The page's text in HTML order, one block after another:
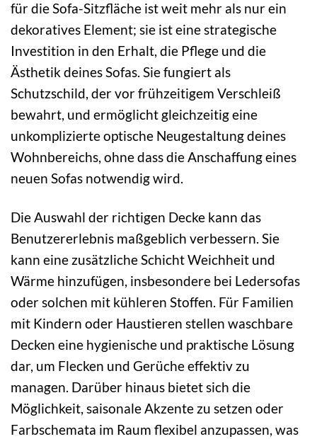
für die Sofa-Sitzfläche ist weit mehr als nur ein
dekoratives Element; sie ist eine strategische
Investition in den Erhalt, die Pflege und die
Ästhetik deines Sofas. Sie fungiert als
Schutzschild, der vor frühzeitigem Verschleiß
bewahrt, und ermöglicht gleichzeitig eine
unkomplizierte optische Neugestaltung deines
Wohnbereichs, ohne dass die Anschaffung eines
neuen Sofas notwendig wird.
Die Auswahl der richtigen Decke kann das
Benutzererlebnis maßgeblich verbessern. Sie
kann eine zusätzliche Schicht Weichheit und
Wärme hinzufügen, insbesondere bei Ledersofas
oder solchen mit kühleren Stoffen. Für Familien
mit Kindern oder Haustieren stellen waschbare
Decken eine hygienische und praktische Lösung
dar, um Flecken und Gerüche effektiv zu
managen. Darüber hinaus bietet sich die
Möglichkeit, saisonale Akzente zu setzen oder
Farbschemata im Raum flexibel anzupassen, was